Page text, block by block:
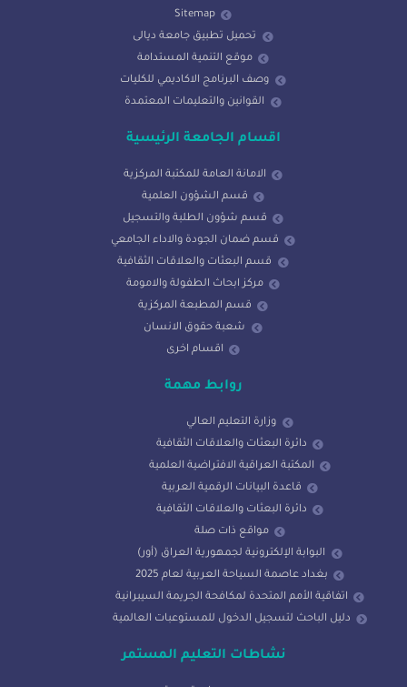
Sitemap
تحميل تطبيق جامعة ديالى
موقع التنمية المستدامة
وصف البرنامج الاكاديمي للكليات
القوانين والتعليمات المعتمدة
اقسام الجامعة الرئيسية
الامانة العامة للمكتبة المركزية
قسم الشؤون العلمية
قسم شؤون الطلبة والتسجيل
قسم ضمان الجودة والاداء الجامعي
قسم البعثات والعلاقات الثقافية
مركز ابحاث الطفولة والامومة
قسم المطبعة المركزية
شعبة حقوق الانسان
اقسام اخرى
روابط مهمة
وزارة التعليم العالي
دائرة البعثات والعلاقات الثقافية
المكتبة العراقية الافتراضية العلمية
قاعدة البيانات الرقمية العربية
دائرة البعثات والعلاقات الثقافية
مواقع ذات صلة
البوابة الإلكترونية لجمهورية العراق (أور)
بغداد عاصمة السياحة العربية لعام 2025
اتفاقية الأمم المتحدة لمكافحة الجريمة السيبرانية
دليل الباحث لتسجيل الدخول للمستوعبات العالمية
نشاطات التعليم المستمر